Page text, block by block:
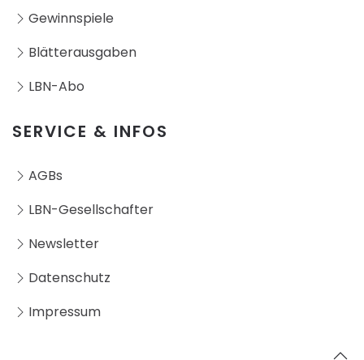
Gewinnspiele
Blätterausgaben
LBN-Abo
SERVICE & INFOS
AGBs
LBN-Gesellschafter
Newsletter
Datenschutz
Impressum